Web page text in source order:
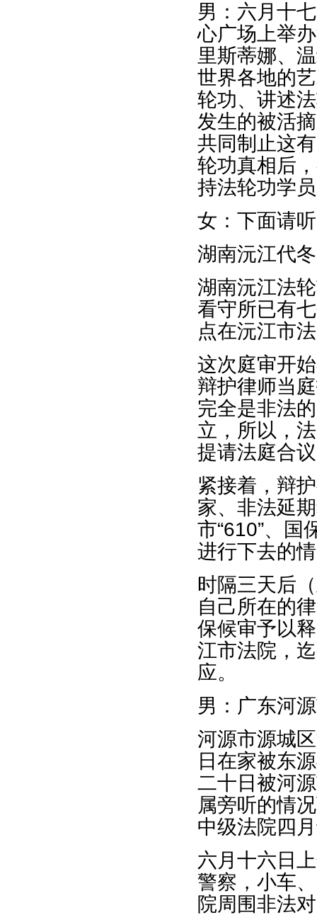
男：六月十
心广场上举
里斯蒂娜、
世界各地的
轮功、讲述
发生的被活
共同制止这
轮功真相后
持法轮功学
女：下面请
湖南沅江代
湖南沅江法
看守所已有
点在沅江市
这次庭审开
辩护律师当
完全是非法
立，所以，
提请法庭合
紧接着，辩
家、非法延
市“610”、
进行下去的
时隔三天后
自己所在的
保候审予以
江市法院，
应。
男：广东河
河源市源城
日在家被东
二十日被河
属旁听的情
中级法院四
六月十六日
警察，小车
院周围非法